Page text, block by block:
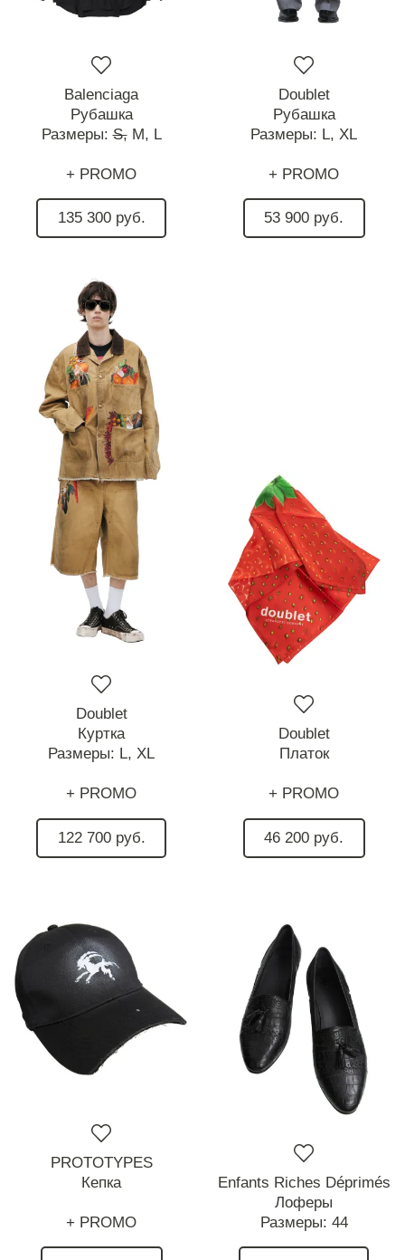
Balenciaga
Рубашка
Размеры:S, M, L
+ PROMO
135 300 руб.
Doublet
Рубашка
Размеры: L, XL
+ PROMO
53 900 руб.
Doublet
Куртка
Размеры: L, XL
+ PROMO
122 700 руб.
Doublet
Платок
+ PROMO
46 200 руб.
PROTOTYPES
Кепка
+ PROMO
Enfants Riches Déprimés
Лоферы
Размеры: 44